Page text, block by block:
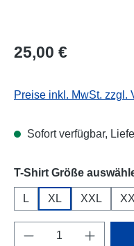
Regulärer Preis:
25,00 €
Preise inkl. MwSt. zzgl.
Sofort verfügbar,
T-Shirt Größe
L XL XXL
Produkt Anzahl: